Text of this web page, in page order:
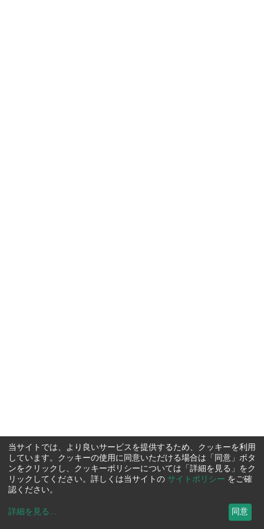
当サイトでは、より良いサービスを提供するため、クッキーを利用
しています。クッキーの使用に同意いただける場合は「同意」ボタ
ンをクリックし、クッキーポリシーについては「詳細を見る」をク
リックしてください。詳しくは当サイトの サイトポリシー をご確
認ください。
詳細を見る ... 同意